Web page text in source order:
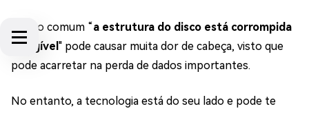
O erro comum “a estrutura do disco está corrompida
e ilegível " pode causar muita dor de cabeça, visto que
pode acarretar na perda de dados importantes.
No entanto, a tecnologia está do seu lado e pode te